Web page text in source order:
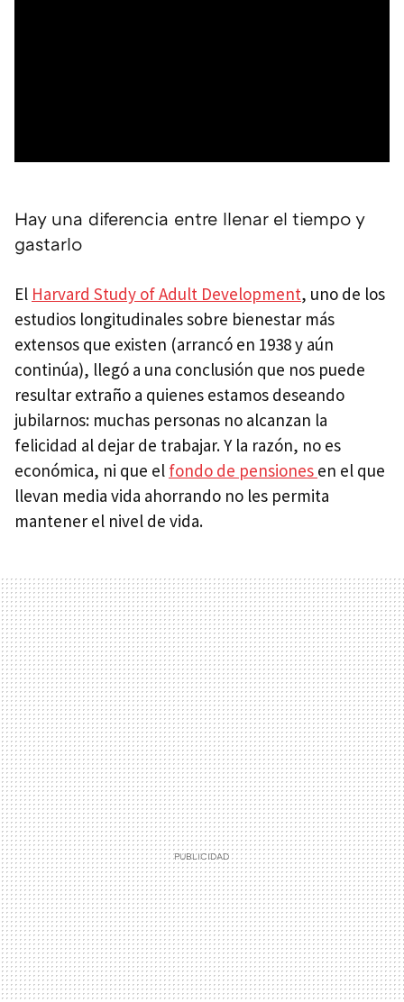
Hay una diferencia entre llenar el tiempo y
gastarlo
El Harvard Study of Adult Development, uno de los
estudios longitudinales sobre bienestar más
extensos que existen (arrancó en 1938 y aún
continúa), llegó a una conclusión que nos puede
resultar extraño a quienes estamos deseando
jubilarnos: muchas personas no alcanzan la
felicidad al dejar de trabajar. Y la razón, no es
económica, ni que el fondo de pensiones en el que
llevan media vida ahorrando no les permita
mantener el nivel de vida.